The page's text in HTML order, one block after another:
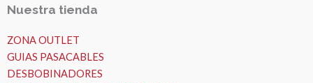
Nuestra tienda
ZONA OUTLET
GUIAS PASACABLES
DESBOBINADORES